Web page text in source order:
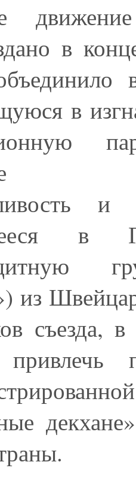
в
в
и
в
из
съезда,